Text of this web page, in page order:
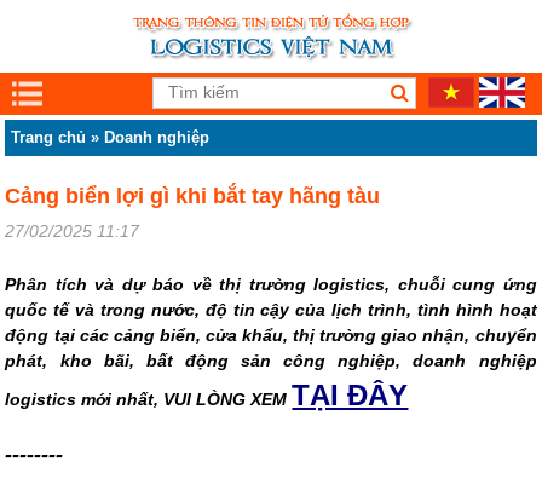
Trang chủ » Doanh nghiệp
Cảng biển lợi gì khi bắt tay hãng tàu
27/02/2025 11:17
Phân tích và dự báo về thị trường logistics, chuỗi cung ứng
quốc tế và trong nước, độ tin cậy của lịch trình, tình hình hoạt
động tại các cảng biển, cửa khẩu, thị trường giao nhận, chuyển
phát, kho bãi, bất động sản công nghiệp, doanh nghiệp
logistics mới nhất, VUI LÒNG XEM TẠI ĐÂY
--------